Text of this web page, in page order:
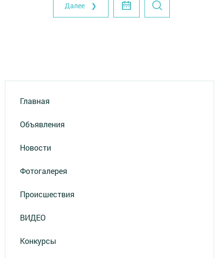
Далее ❯
Главная
Объявления
Новости
Фотогалерея
Происшествия
ВИДЕО
Конкурсы